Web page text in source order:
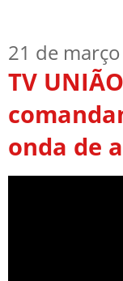
21 de
TV
onda de